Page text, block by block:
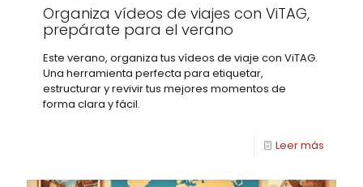
Organiza vídeos de viajes con ViTAG,
prepárate para el verano
Este verano, organiza tus vídeos de viaje con ViTAG.
Una herramienta perfecta para etiquetar,
estructurar y revivir tus mejores momentos de
forma clara y fácil.
Leer más